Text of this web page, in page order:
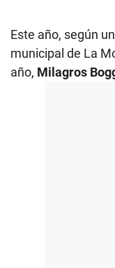
Este año, según
municipal de La
año, Milagros